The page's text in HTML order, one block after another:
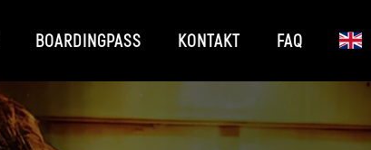
BOARDINGPASS KONTAKT FAQ